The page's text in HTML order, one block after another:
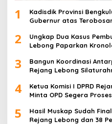
1
Kadisdik Provinsi
Gubernur atas
2
Ungkap Dua Kasus
Lebong Paparkan
3
Bangun Koordinasi
Rejang Lebong
4
Ketua Komisi I DPRD
Minta OPD Segera
5
Hasil Muskap Sudah
Rejang Lebong dan 38